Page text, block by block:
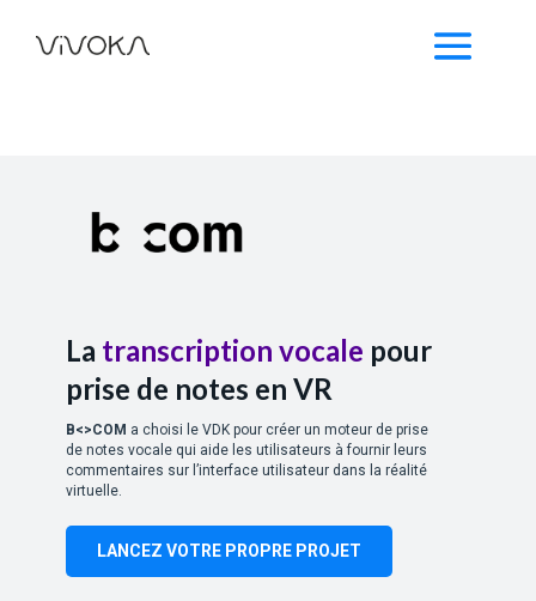
La transcription vocale pour
prise de notes en VR
B<>COM a choisi le VDK pour créer un moteur de prise
de notes vocale qui aide les utilisateurs à fournir leurs
commentaires sur l’interface utilisateur dans la réalité
virtuelle.
LANCEZ VOTRE PROPRE PROJET